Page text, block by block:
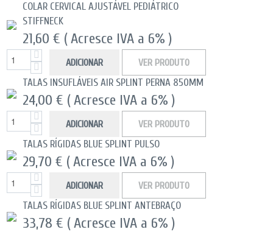
COLAR CERVICAL AJUSTÁVEL PEDIÁTRICO
STIFFNECK
21,60 € ( Acresce IVA a 6% )
ADICIONAR VER PRODUTO
TALAS INSUFLÁVEIS AIR SPLINT PERNA 850MM
24,00 € ( Acresce IVA a 6% )
ADICIONAR VER PRODUTO
TALAS RÍGIDAS BLUE SPLINT PULSO
29,70 € ( Acresce IVA a 6% )
ADICIONAR VER PRODUTO
TALAS RÍGIDAS BLUE SPLINT ANTEBRAÇO
33,78 € ( Acresce IVA a 6% )